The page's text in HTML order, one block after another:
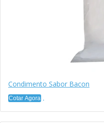
Condimento Sabor Bacon
Cotar Agora